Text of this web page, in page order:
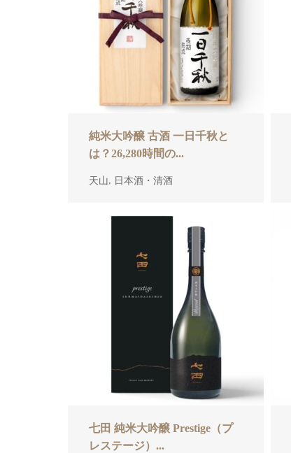
純米大吟醸 古酒 一日千秋と
は？26,280時間の...
天山, 日本酒・清酒
七田 純米大吟醸 Prestige（プ
レステージ）...